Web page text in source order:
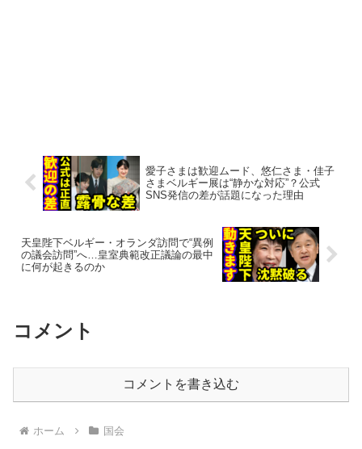
愛子さまは歓迎ムード、悠仁さま・佳子
さまベルギー展は“静かな対応”？公式
SNS発信の差が話題になった理由
天皇陛下ベルギー・オランダ訪問で“異例
の議会訪問”へ…皇室典範改正議論の最中
に何が起きるのか
コメント
コメントを書き込む
ホーム 国会